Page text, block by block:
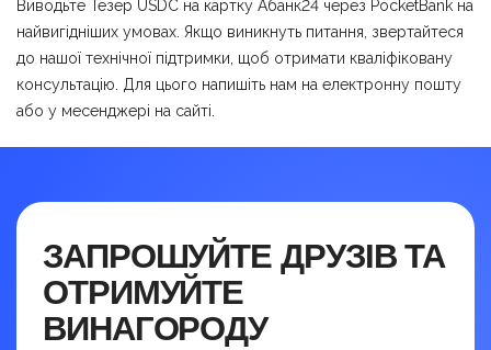
Виводьте Тезер USDC на картку Абанк24 через PocketBank на
найвигідніших умовах. Якщо виникнуть питання, звертайтеся
до нашої технічної підтримки, щоб отримати кваліфіковану
консультацію. Для цього напишіть нам на електронну пошту
або у месенджері на сайті.
ЗАПРОШУЙТЕ ДРУЗІВ ТА
ОТРИМУЙТЕ
ВИНАГОРОДУ